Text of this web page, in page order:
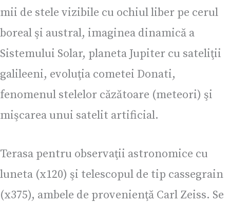
mii de stele vizibile cu ochiul liber pe cerul
boreal şi austral, imaginea dinamică a
Sistemului Solar, planeta Jupiter cu sateliţii
galileeni, evoluţia cometei Donati,
fenomenul stelelor căzătoare (meteori) şi
mişcarea unui satelit artificial.
Terasa pentru observaţii astronomice cu
luneta (x120) şi telescopul de tip cassegrain
(x375), ambele de provenienţă Carl Zeiss. Se